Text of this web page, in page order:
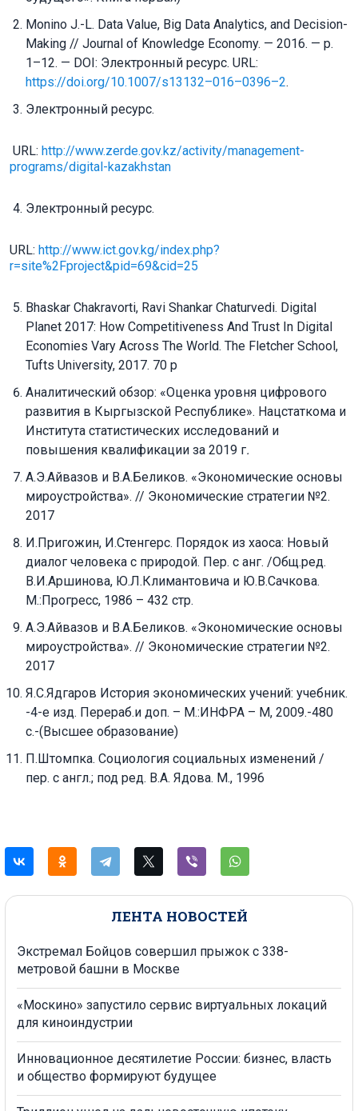
ЛЕНТА НОВОСТЕЙ
Экстремал Бойцов совершил прыжок с 338-
метровой башни в Москве
«Москино» запустило сервис виртуальных локаций
для киноиндустрии
Инновационное десятилетие России: бизнес, власть
и общество формируют будущее
Monino J.-L. Data Value, Big Data Analytics, and Decision-
Making // Journal of Knowledge Economy. — 2016. — p.
1–12. — DOI: Электронный ресурс. URL:
https://doi.org/10.1007/s13132–016–0396–2.
Электронный ресурс.
URL: http://www.zerde.gov.kz/activity/management-
programs/digital-kazakhstan
Электронный ресурс.
URL: http://www.ict.gov.kg/index.php?
r=site%2Fproject&pid=69&cid=25
Bhaskar Chakravorti, Ravi Shankar Chaturvedi. Digital
Planet 2017: How Competitiveness And Trust In Digital
Economies Vary Across The World. The Fletcher School,
Tufts University, 2017. 70 p
Аналитический обзор: «Оценка уровня цифрового
развития в Кыргызской Республике». Нацстаткома и
Института статистических исследований и
повышения квалификации за 2019 г.
А.Э.Айвазов и В.А.Беликов. «Экономические основы
мироустройства». // Экономические стратегии №2.
2017
И.Пригожин, И.Стенгерс. Порядок из хаоса: Новый
диалог человека с природой. Пер. с анг. /Общ.ред.
В.И.Аршинова, Ю.Л.Климантовича и Ю.В.Сачкова.
М.:Прогресс, 1986 – 432 стр.
А.Э.Айвазов и В.А.Беликов. «Экономические основы
мироустройства». // Экономические стратегии №2.
2017
Я.С.Ядгаров История экономических учений: учебник.
-4-е изд. Перераб.и доп. – М.:ИНФРА – М, 2009.-480
с.-(Высшее образование)
П.Штомпка. Социология социальных изменений /
пер. с англ.; под ред. В.А. Ядова. М., 1996